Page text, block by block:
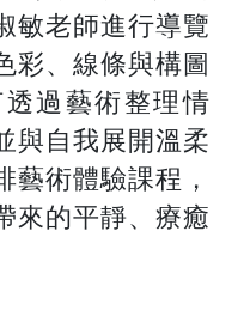
敏老師進行導覽
彩、線條與構圖
過藝術整理情
與自我展開溫柔
藝術體驗課程，
來的平靜、療癒